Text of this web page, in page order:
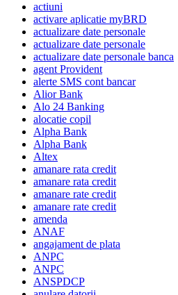
actiuni
activare aplicatie myBRD
actualizare date personale
actualizare date personale
actualizare date personale banca
agent Provident
alerte SMS cont bancar
Alior Bank
Alo 24 Banking
alocatie copil
Alpha Bank
Alpha Bank
Altex
amanare rata credit
amanare rata credit
amanare rate credit
amanare rate credit
amenda
ANAF
angajament de plata
ANPC
ANPC
ANSPDCP